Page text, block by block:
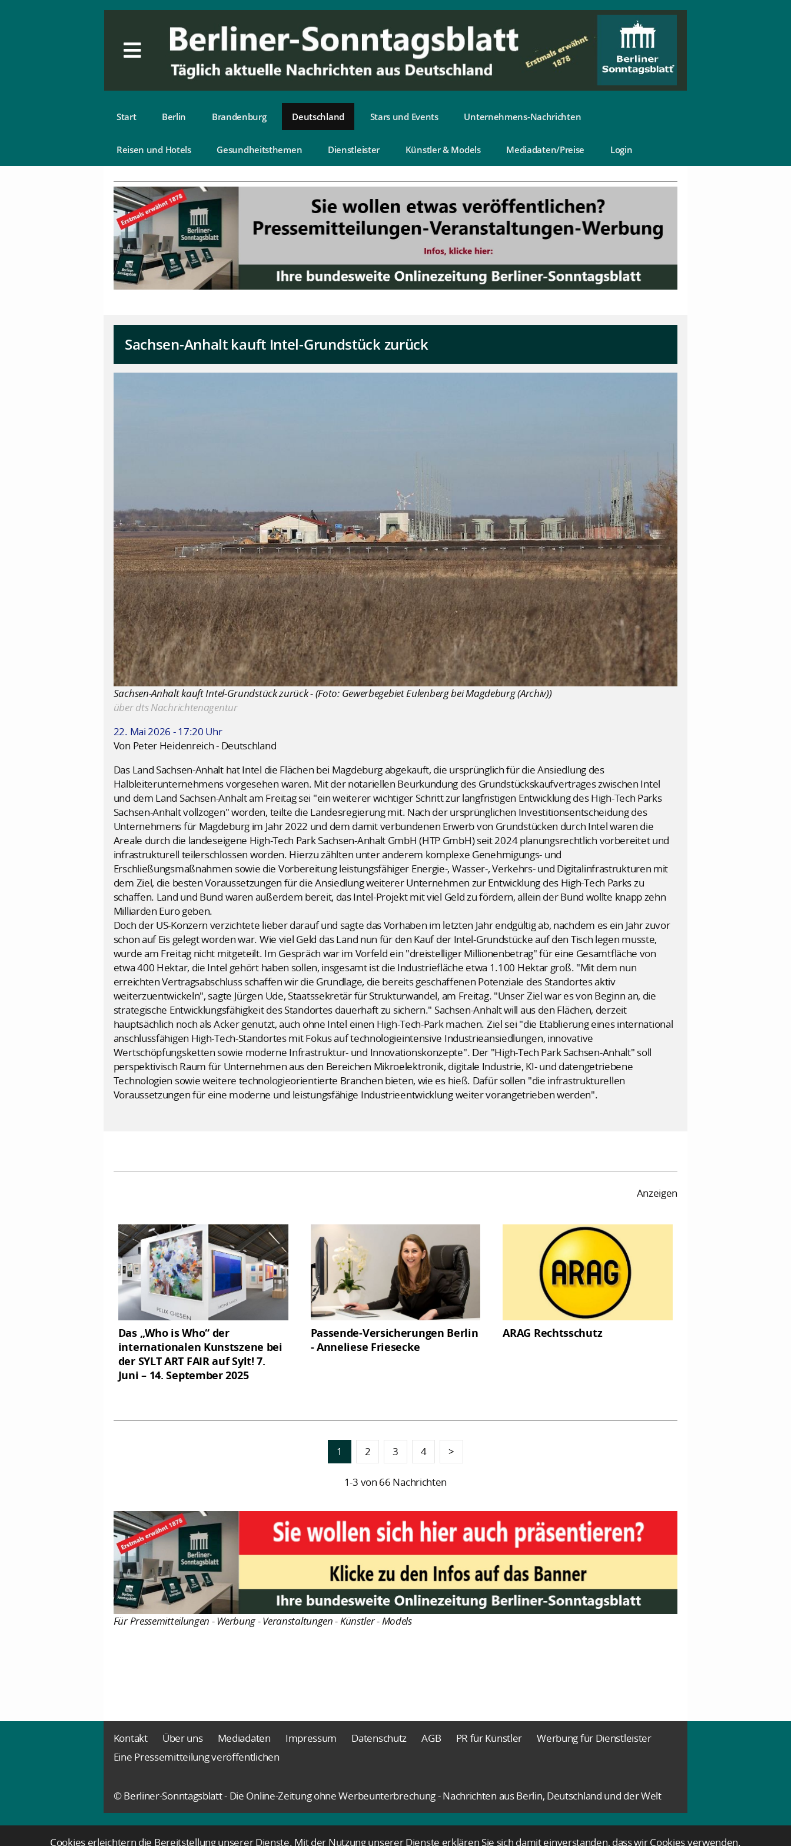
Start Berlin Brandenburg Deutschland Stars und Events Unternehmens-Nachrichten
Reisen und Hotels Gesundheitsthemen Dienstleister Künstler & Models Mediadaten/Preise Login
Sachsen-Anhalt kauft Intel-Grundstück zurück
Sachsen-Anhalt kauft Intel-Grundstück zurück - (Foto: Gewerbegebiet Eulenberg bei Magdeburg (Archiv))
über dts Nachrichtenagentur
22. Mai 2026 - 17:20 Uhr
Von Peter Heidenreich - Deutschland
Das Land Sachsen-Anhalt hat Intel die Flächen bei Magdeburg abgekauft, die ursprünglich für die Ansiedlung des
Halbleiterunternehmens vorgesehen waren. Mit der notariellen Beurkundung des Grundstückskaufvertrages zwischen Intel
und dem Land Sachsen-Anhalt am Freitag sei "ein weiterer wichtiger Schritt zur langfristigen Entwicklung des High-Tech Parks
Sachsen-Anhalt vollzogen" worden, teilte die Landesregierung mit. Nach der ursprünglichen Investitionsentscheidung des
Unternehmens für Magdeburg im Jahr 2022 und dem damit verbundenen Erwerb von Grundstücken durch Intel waren die
Areale durch die landeseigene High-Tech Park Sachsen-Anhalt GmbH (HTP GmbH) seit 2024 planungsrechtlich vorbereitet und
infrastrukturell teilerschlossen worden. Hierzu zählten unter anderem komplexe Genehmigungs- und
Erschließungsmaßnahmen sowie die Vorbereitung leistungsfähiger Energie-, Wasser-, Verkehrs- und Digitalinfrastrukturen mit
dem Ziel, die besten Voraussetzungen für die Ansiedlung weiterer Unternehmen zur Entwicklung des High-Tech Parks zu
schaffen. Land und Bund waren außerdem bereit, das Intel-Projekt mit viel Geld zu fördern, allein der Bund wollte knapp zehn
Milliarden Euro geben.
Doch der US-Konzern verzichtete lieber darauf und sagte das Vorhaben im letzten Jahr endgültig ab, nachdem es ein Jahr zuvor
schon auf Eis gelegt worden war. Wie viel Geld das Land nun für den Kauf der Intel-Grundstücke auf den Tisch legen musste,
wurde am Freitag nicht mitgeteilt. Im Gespräch war im Vorfeld ein "dreistelliger Millionenbetrag" für eine Gesamtfläche von
etwa 400 Hektar, die Intel gehört haben sollen, insgesamt ist die Industriefläche etwa 1.100 Hektar groß. "Mit dem nun
erreichten Vertragsabschluss schaffen wir die Grundlage, die bereits geschaffenen Potenziale des Standortes aktiv
weiterzuentwickeln", sagte Jürgen Ude, Staatssekretär für Strukturwandel, am Freitag. "Unser Ziel war es von Beginn an, die
strategische Entwicklungsfähigkeit des Standortes dauerhaft zu sichern." Sachsen-Anhalt will aus den Flächen, derzeit
hauptsächlich noch als Acker genutzt, auch ohne Intel einen High-Tech-Park machen. Ziel sei "die Etablierung eines international
anschlussfähigen High-Tech-Standortes mit Fokus auf technologieintensive Industrieansiedlungen, innovative
Wertschöpfungsketten sowie moderne Infrastruktur- und Innovationskonzepte". Der "High-Tech Park Sachsen-Anhalt" soll
perspektivisch Raum für Unternehmen aus den Bereichen Mikroelektronik, digitale Industrie, KI- und datengetriebene
Technologien sowie weitere technologieorientierte Branchen bieten, wie es hieß. Dafür sollen "die infrastrukturellen
Voraussetzungen für eine moderne und leistungsfähige Industrieentwicklung weiter vorangetrieben werden".
Anzeigen
Das „Who is Who“ der
internationalen Kunstszene bei
der SYLT ART FAIR auf Sylt! 7.
Juni – 14. September 2025
Passende-Versicherungen Berlin
- Anneliese Friesecke
ARAG Rechtsschutz
1 2 3 4 >
1-3 von 66 Nachrichten
Für Pressemitteilungen - Werbung - Veranstaltungen - Künstler - Models
Kontakt Über uns Mediadaten Impressum Datenschutz AGB PR für Künstler
Werbung für Dienstleister
Eine Pressemitteilung veröffentlichen
© Berliner-Sonntagsblatt - Die Online-Zeitung ohne Werbeunterbrechung - Nachrichten aus Berlin, Deutschland und der Welt
Cookies erleichtern die Bereitstellung unserer Dienste. Mit der Nutzung unserer Dienste erklären Sie sich damit einverstanden, dass wir Cookies verwenden.